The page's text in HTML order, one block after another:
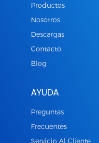
Productos
Nosotros
Descargas
Contacto
Blog
AYUDA
Preguntas
Frecuentes
Servicio Al Cliente